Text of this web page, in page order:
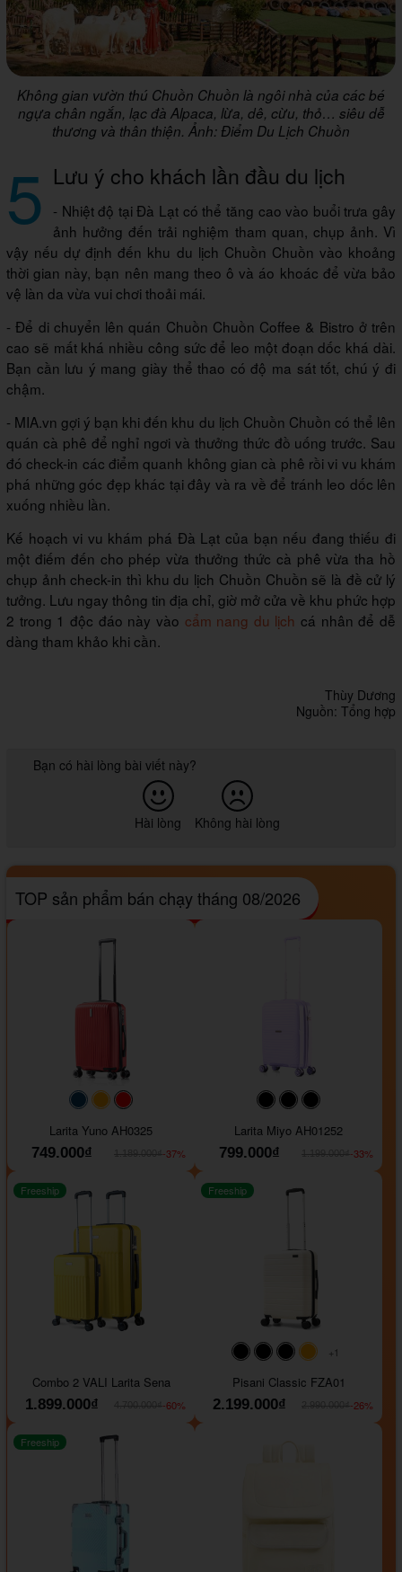
Không gian vườn thú Chuồn Chuồn là ngôi nhà của các bé
ngựa chân ngắn, lạc đà Alpaca, lừa, dê, cừu, thỏ… siêu dễ
thương và thân thiện. Ảnh: Điểm Du Lịch Chuồn
5 Lưu ý cho khách lần đầu du lịch
- Nhiệt độ tại Đà Lạt có thể tăng cao vào buổi trưa gây
ảnh hưởng đến trải nghiệm tham quan, chụp ảnh. Vì
vậy nếu dự định đến khu du lịch Chuồn Chuồn vào khoảng
thời gian này, bạn nên mang theo ô và áo khoác để vừa bảo
vệ làn da vừa vui chơi thoải mái.
- Để di chuyển lên quán Chuồn Chuồn Coffee & Bistro ở trên
cao sẽ mất khá nhiều công sức để leo một đoạn dốc khá dài.
Bạn cần lưu ý mang giày thể thao có độ ma sát tốt, chú ý đi
chậm.
- MIA.vn gợi ý bạn khi đến khu du lịch Chuồn Chuồn có thể lên
quán cà phê để nghỉ ngơi và thưởng thức đồ uống trước. Sau
đó check-in các điểm quanh không gian cà phê rồi vi vu khám
phá những góc đẹp khác tại đây và ra về để tránh leo dốc lên
xuống nhiều lần.
Kế hoạch vi vu khám phá Đà Lạt của bạn nếu đang thiếu đi
một điếm đến cho phép vừa thưởng thức cà phê vừa tha hồ
chụp ảnh check-in thì khu du lịch Chuồn Chuồn sẽ là đề cử lý
tưởng. Lưu ngay thông tin địa chỉ, giờ mở cửa về khu phức hợp
2 trong 1 độc đáo này vào cẩm nang du lịch cá nhân để dễ
dàng tham khảo khi cần.
Thùy Dương
Nguồn: Tổng hợp
Bạn có hài lòng bài viết này?
Hài lòng Không hài lòng
TOP sản phẩm bán chạy tháng 08/2026
#093f69#ffa500
Larita Yuno AH0325
749.000₫
-37%
#000000#000000
Larita Miyo AH01252
799.000₫
-33%
Freeship
Combo 2 VALI Larita Sena
1.899.000₫
-60%
#000000#000000#000000
+1
Freeship
Pisani Classic FZA01
2.199.000₫
-26%
Freeship